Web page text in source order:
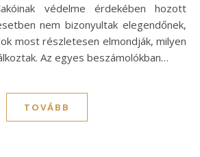
védelme érdekében hozott
nem bizonyultak elegendőnek,
most részletesen elmondják, milyen
Az egyes beszámolókban…
TOVÁBB